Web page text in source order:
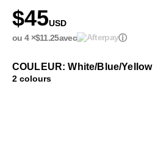
$45USD
ou 4 ×$11.25avec ⓘ
COULEUR: White/Blue/Yellow
2 colours